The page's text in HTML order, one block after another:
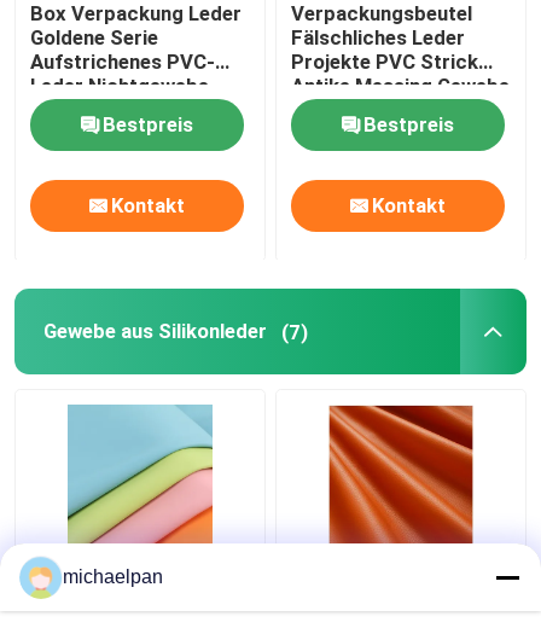
Box Verpackung Leder
Goldene Serie
Aufstrichenes PVC-
Leder Nichtgewebe
Bestpreis
Kontakt
Verpackungsbeutel
Fälschliches Leder
Projekte PVC Strick
Antike Messing Gewebe
Bestpreis
Kontakt
Gewebe aus Silikonleder (7)
Weiches Silicone
Ledergewebe
michaelpan